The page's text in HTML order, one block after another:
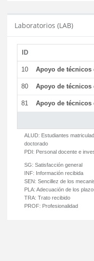
Laboratorios (LAB)
ID
10 Apoyo de técnicos
80 Apoyo de técnicos
81 Apoyo de técnicos
ALUD: Estudiantes
doctorado
PDI: Personal docente e
SG: Satisfacción general
INF: Información recibida
SEN: Sencillez de los
PLA: Adecuación de los
TRA: Trato recibido
PROF: Profesionalidad